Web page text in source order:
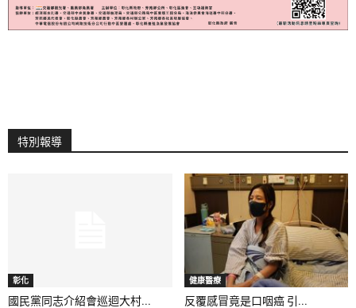
特別報導
彰化
國民黨同志介紹會巡迴大村...
健康醫療
反覆感冒竟是口咽癌 引...